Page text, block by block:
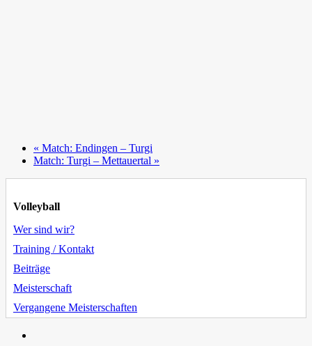
« Match: Endingen – Turgi
Match: Turgi – Mettauertal »
Volleyball
Wer sind wir?
Training / Kontakt
Beiträge
Meisterschaft
Vergangene Meisterschaften